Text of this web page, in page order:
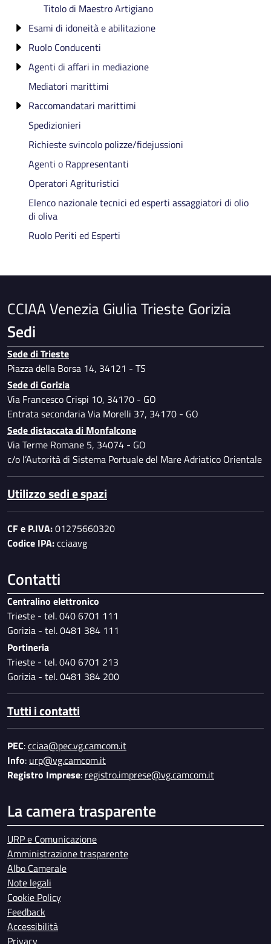
Titolo di Maestro Artigiano
Esami di idoneità e abilitazione
Esame di idoneità ruolo conducenti
Esame di idoneità mediatori
Esame di idoneità SAB
Esame di idoneità mediatori marittimi
Esame di idoneità raccomandatari marittimi
Ruolo Conducenti
Elenchi degli iscritti al Ruolo Conducenti
Agenti di affari in mediazione
Elenco dei Mediatori e delle Agenzie immobiliari
Mediatori marittimi
Raccomandatari marittimi
Elenco dei Raccomandatari marittimi
Spedizionieri
Richieste svincolo polizze/fidejussioni
Agenti o Rappresentanti
Operatori Agrituristici
Elenco nazionale tecnici ed esperti assaggiatori di olio
di oliva
Ruolo Periti ed Esperti
CCIAA Venezia Giulia Trieste Gorizia
Sedi
Sede di Trieste
Piazza della Borsa 14, 34121 - TS
Sede di Gorizia
Via Francesco Crispi 10, 34170 - GO
Entrata secondaria Via Morelli 37, 34170 - GO
Sede distaccata di Monfalcone
Via Terme Romane 5, 34074 - GO
c/o l’Autorità di Sistema Portuale del Mare Adriatico Orientale
Utilizzo sedi e spazi
CF e P.IVA:01275660320
Codice IPA:cciaavg
Contatti
Centralino elettronico
Trieste - tel. 040 6701 111
Gorizia - tel. 0481 384 111
Portineria
Trieste - tel. 040 6701 213
Gorizia - tel. 0481 384 200
Tutti i contatti
PEC:cciaa@pec.vg.camcom.it
Info: urp@vg.camcom.it
Registro Imprese: registro.imprese@vg.camcom.it
La camera trasparente
URP e Comunicazione
Amministrazione trasparente
Albo Camerale
Note legali
Cookie Policy
Feedback
Accessibilità
Privacy